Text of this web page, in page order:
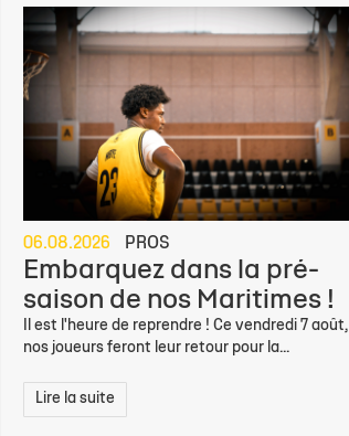
06.08.2026 PROS
Embarquez dans la pré-
saison de nos Maritimes !
Il est l'heure de reprendre ! Ce vendredi 7 août,
nos joueurs feront leur retour pour la...
Lire la suite